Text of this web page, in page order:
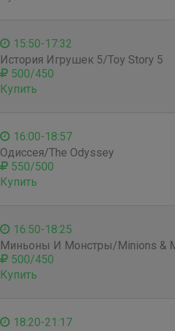
15:50-17:32
История Игрушек 5/Toy Story 5
500/450
Купить
16:00-18:57
Одиссея/The Odyssey
550/500
Купить
16:50-18:25
Миньоны И Монстры/Minions &
500/450
Купить
18:20-21:17